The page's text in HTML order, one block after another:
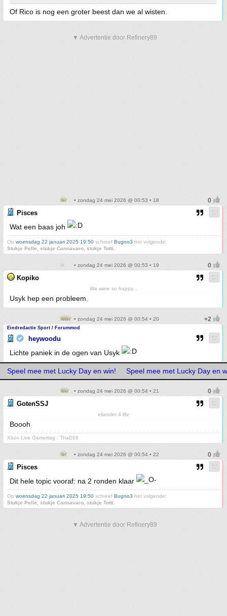
Of Rico is nog een groter beest dan we al wisten.
▼ Advertentie door Refinery89
• zondag 24 mei 2026 @ 00:53 • 18
Pisces
Wat een baas joh
Op woensdag 22 januari 2025 19:50 schreef Bugno3 het volgende:
Stukje Pelle, stukje Cannavaro, stukje Totti.
• zondag 24 mei 2026 @ 00:53 • 19
Kopiko
We were so happy...
Usyk hep een probleem.
• zondag 24 mei 2026 @ 00:54 • 20
Eindredactie Sport / Forummod
heywoodu
Lichte paniek in de ogen van Usyk
Speel mee met Lucky Day en win! Speel mee met Lucky Day en
• zondag 24 mei 2026 @ 00:54 • 21
GotenSSJ
eilander 4-life
Boooh
Xbox Live Gamertag : ThaD16
• zondag 24 mei 2026 @ 00:54 • 22
Pisces
Dit hele topic vooraf: na 2 ronden klaar
Op woensdag 22 januari 2025 19:50 schreef Bugno3 het volgende:
Stukje Pelle, stukje Cannavaro, stukje Totti.
▼ Advertentie door Refinery89